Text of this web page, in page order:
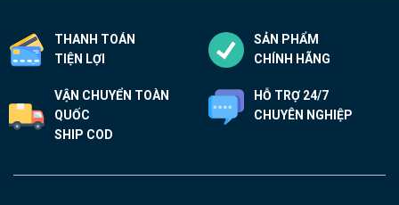
được
chọn
trang
sản
THANH TOÁN
TIỆN LỢI
SẢN PHẨM
CHÍNH HÃNG
VẬN CHUYỂN TOÀN
QUỐC
SHIP COD
HỖ TRỢ 24/7
CHUYÊN NGHIỆP